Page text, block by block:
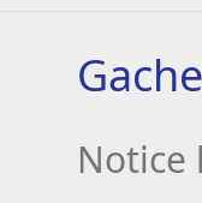
Notice